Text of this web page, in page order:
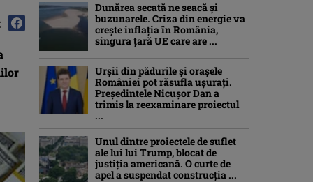
Dunărea secată ne seacă și
buzunarele. Criza din energie va
crește inflația în România,
singura țară UE care are ...
Urșii din pădurile și orașele
României pot răsufla ușurați.
Președintele Nicușor Dan a
trimis la reexaminare proiectul
...
Unul dintre proiectele de suflet
ale lui lui Trump, blocat de
justiția americană. O curte de
apel a suspendat construcția ...